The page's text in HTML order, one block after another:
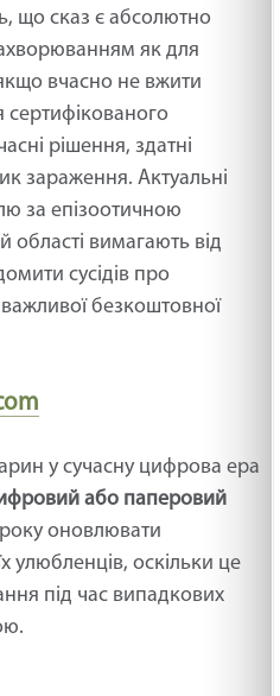
що сказ є абсолютно
як для
вчасно не вжити
сертифікованого
рішення, здатні
зараження. Актуальні
за епізоотичною
області вимагають від
сусідів про
безкоштовної
у сучасну цифрова ера
або паперовий
оновлювати
улюбленців, оскільки це
під час випадкових